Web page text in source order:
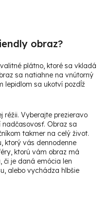
obraz?
plátno, ktoré sa vkladá
sa natiahne na vnútorný
lepidlom sa ukotví pozdĺž
réžii. Vyberajte prezieravo
Obraz sa
takmer na celý život.
ktorý vás dennodenne
ktorú vám obraz má
či je daná emócia len
alebo vychádza hlbšie